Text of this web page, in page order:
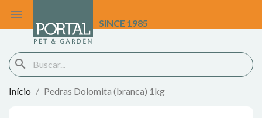

SINCE 1985
search
Início Pedras Dolomita (branca) 1kg